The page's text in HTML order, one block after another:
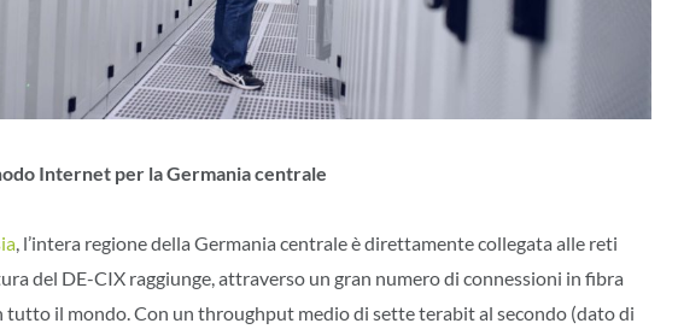
Internet per la Germania centrale
, l’intera regione della Germania centrale è direttamente collegata alle reti
del DE-CIX raggiunge, attraverso un gran numero di connessioni in fibra
tutto il mondo. Con un throughput medio di sette terabit al secondo (dato di